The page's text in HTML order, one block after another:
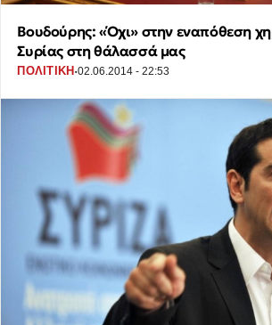
Βουδούρης: «Όχι» στην εναπόθεση
Συρίας στη θάλασσά μας
ΠΟΛΙΤΙΚΗ ·02.06.2014 - 22:53